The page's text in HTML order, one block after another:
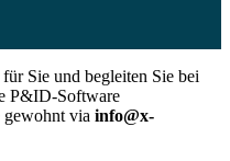
Sie und begleiten Sie bei
P&ID-Software
gewohnt via info@x-